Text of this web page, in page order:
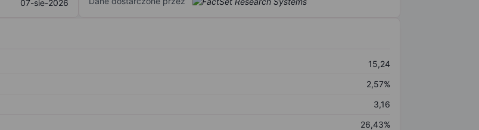
07-sie-2026
15,24
2,57%
3,16
26,43%